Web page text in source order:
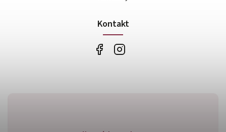
Kontakt